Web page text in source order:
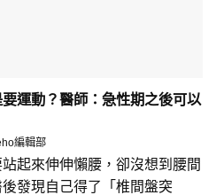
運動？醫師：急性期之後可以
編輯部
起來伸伸懶腰，卻沒想到腰間
發現自己得了「椎間盤突